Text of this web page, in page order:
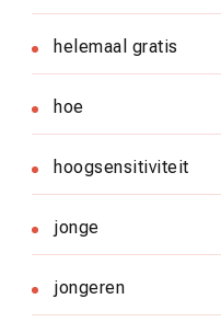
helemaal gratis
hoe
hoogsensitiviteit
jonge
jongeren